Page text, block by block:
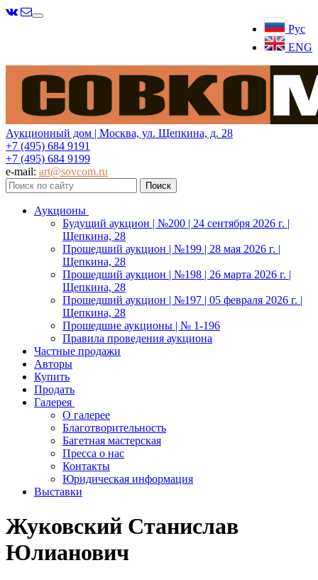
Рус
ENG
Меню
Аукционный дом | Москва, ул. Щепкина, д. 28
+7 (495) 684 9191
+7 (495) 684 9199
e-mail: art@sovcom.ru
Аукционы
Будущий аукцион | №200 | 24 сентября 2026 г. |
Щепкина, 28
Прошедший аукцион | №199 | 28 мая 2026 г. |
Щепкина, 28
Прошедший аукцион | №198 | 26 марта 2026 г. |
Щепкина, 28
Прошедший аукцион | №197 | 05 февраля 2026 г. |
Щепкина, 28
Прошедшие аукционы | № 1-196
Правила проведения аукциона
Частные продажи
Авторы
Купить
Продать
Галерея
О галерее
Благотворительность
Багетная мастерская
Пресса о нас
Контакты
Юридическая информация
Выставки
Жуковский Станислав
Юлианович